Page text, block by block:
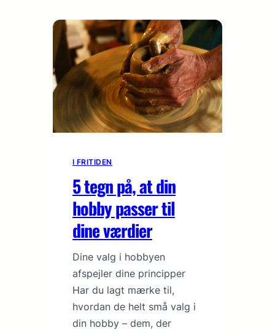
I FRITIDEN
5 tegn på, at din
hobby passer til
dine værdier
Dine valg i hobbyen
afspejler dine principper
Har du lagt mærke til,
hvordan de helt små valg i
din hobby – dem, der